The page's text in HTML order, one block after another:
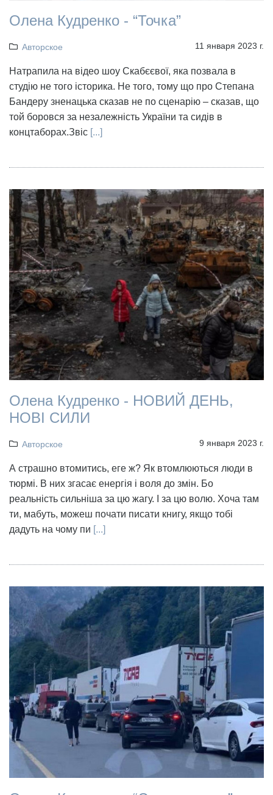
Олена Кудренко - “Точка”
Авторское 11 января 2023 г.
Натрапила на відео шоу Скабєєвої, яка позвала в
студію не того історика. Не того, тому що про Степана
Бандеру зненацька сказав не по сценарію – сказав, що
той боровся за незалежність України та сидів в
концтаборах.Звіс [...]
Олена Кудренко - НОВИЙ ДЕНЬ,
НОВІ СИЛИ
Авторское 9 января 2023 г.
А страшно втомитись, еге ж? Як втомлюються люди в
тюрмі. В них згасає енергія і воля до змін. Бо
реальність сильніша за цю жагу. І за цю волю. Хоча там
ти, мабуть, можеш почати писати книгу, якщо тобі
дадуть на чому пи [...]